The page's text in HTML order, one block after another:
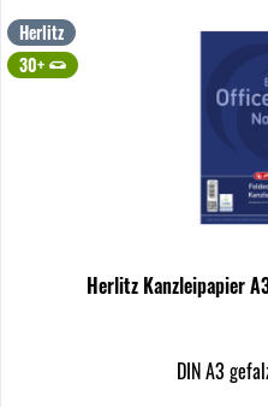
Herlitz
30+
Herlitz Kanzleipapier
DIN A3